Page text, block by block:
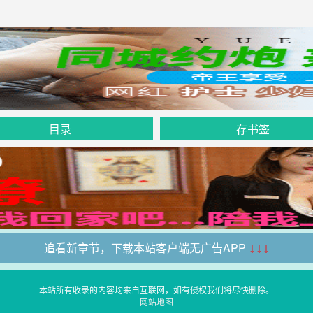
目录 存书签
追看新章节，下载本站客户端无广告APP ↓↓↓
本站所有收录的内容均来自互联网，如有侵权我们将尽快删除。
网站地图